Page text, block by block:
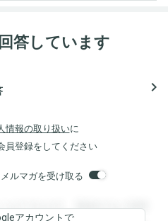
答しています
navigate_next
情報の取り扱いに
員登録をしてください
ルマガを受け取る
ができます。登録すると回答
アカウントで